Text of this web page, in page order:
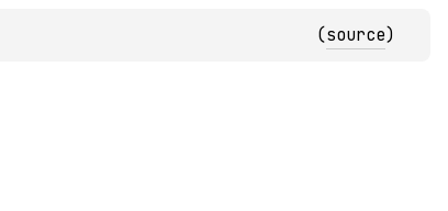
(source)